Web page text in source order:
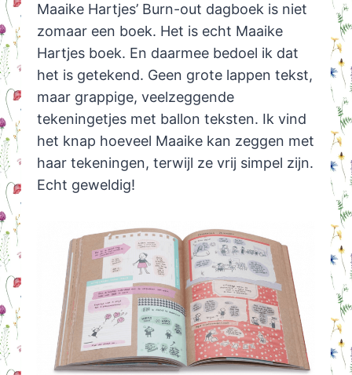
Maaike Hartjes’ Burn-out dagboek is niet
zomaar een boek. Het is echt Maaike
Hartjes boek. En daarmee bedoel ik dat
het is getekend. Geen grote lappen tekst,
maar grappige, veelzeggende
tekeningetjes met ballon teksten. Ik vind
het knap hoeveel Maaike kan zeggen met
haar tekeningen, terwijl ze vrij simpel zijn.
Echt geweldig!